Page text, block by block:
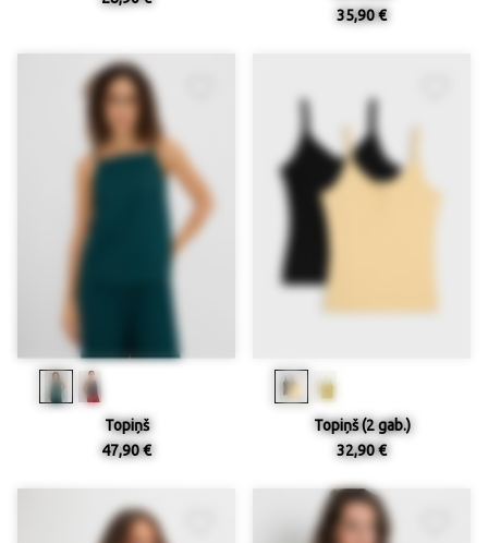
35,90 €
Topiņš
47,90 €
Topiņš (2 gab.)
32,90 €